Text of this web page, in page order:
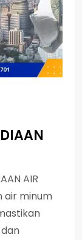
AIR
air minum